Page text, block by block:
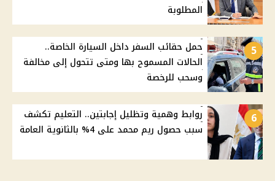
المطلوبة
5
حمل حقائب السفر داخل السيارة الخاصة..
الحالات المسموح بها ومتى تتحول إلى مخالفة
وسحب للرخصة
6
روابط وهمية وتظليل إجابتين.. التعليم تكشف
سبب حصول ريم محمد على 4% بالثانوية العامة